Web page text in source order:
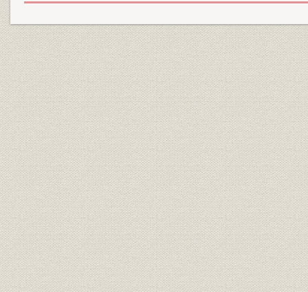
わが国鉄鋼業の幕あけ
製鉄部門へ進出
第2節 第1次世界大戦と製鉄部門の拡充
1 造船業界の活況
成長した造船業
ストックボートの建造
2 鋼材自給計画と葺合工場の新設
鉄鋼業振興策の実施
鋼材の自給
兵庫工場の拡充